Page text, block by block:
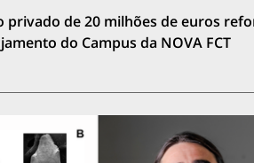
privado de 20 milhões de euros
do Campus da NOVA FCT